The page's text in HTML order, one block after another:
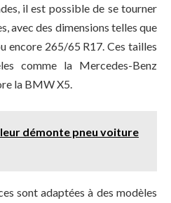
il est possible de se tourner
avec des dimensions telles que
encore 265/65 R17. Ces tailles
comme la Mercedes-Benz
la BMW X5.
démonte pneu voiture
sont adaptées à des modèles